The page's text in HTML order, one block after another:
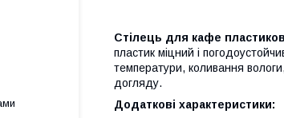
Стілець для кафе
пластик міцний і
температури, коливання
догляду.
Додаткові характеристики: